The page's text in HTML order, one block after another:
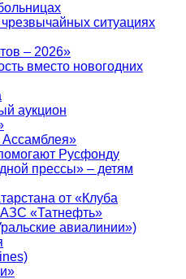
ситуациях
– 2026»
вместо новогодних
аукцион
Ассамблея»
Русфонду
прессы» – детям
от «Клуба
«Татнефть»
авиалинии»)